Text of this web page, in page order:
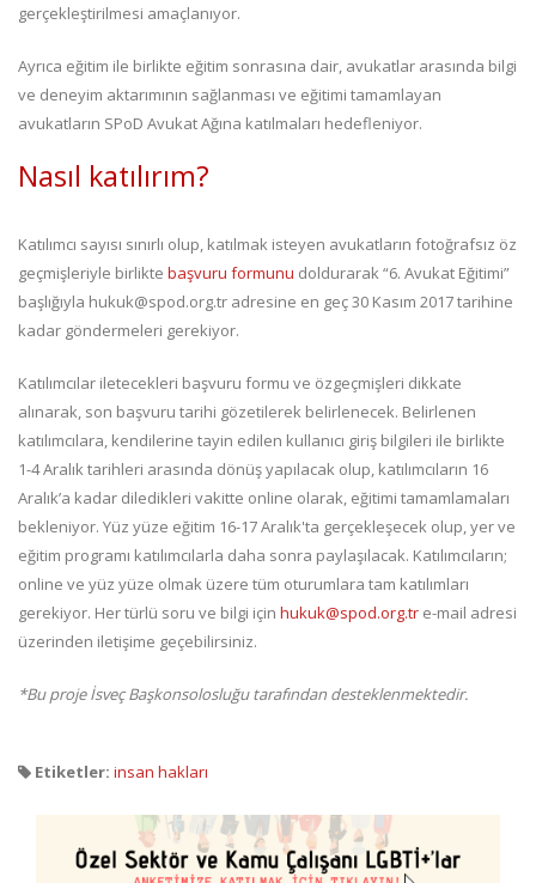
gerçekleştirilmesi amaçlanıyor.
Ayrıca eğitim ile birlikte eğitim sonrasına dair, avukatlar arasında bilgi
ve deneyim aktarımının sağlanması ve eğitimi tamamlayan
avukatların SPoD Avukat Ağına katılmaları hedefleniyor.
Nasıl katılırım?
Katılımcı sayısı sınırlı olup, katılmak isteyen avukatların fotoğrafsız öz
geçmişleriyle birlikte başvuru formunu doldurarak “6. Avukat Eğitimi”
başlığıyla hukuk@spod.org.tr adresine en geç 30 Kasım 2017 tarihine
kadar göndermeleri gerekiyor.
Katılımcılar iletecekleri başvuru formu ve özgeçmişleri dikkate
alınarak, son başvuru tarihi gözetilerek belirlenecek. Belirlenen
katılımcılara, kendilerine tayin edilen kullanıcı giriş bilgileri ile birlikte
1-4 Aralık tarihleri arasında dönüş yapılacak olup, katılımcıların 16
Aralık’a kadar diledikleri vakitte online olarak, eğitimi tamamlamaları
bekleniyor. Yüz yüze eğitim 16-17 Aralık'ta gerçekleşecek olup, yer ve
eğitim programı katılımcılarla daha sonra paylaşılacak. Katılımcıların;
online ve yüz yüze olmak üzere tüm oturumlara tam katılımları
gerekiyor. Her türlü soru ve bilgi için hukuk@spod.org.tr e-mail adresi
üzerinden iletişime geçebilirsiniz.
*Bu proje İsveç Başkonsolosluğu tarafından desteklenmektedir.
Etiketler: insan hakları